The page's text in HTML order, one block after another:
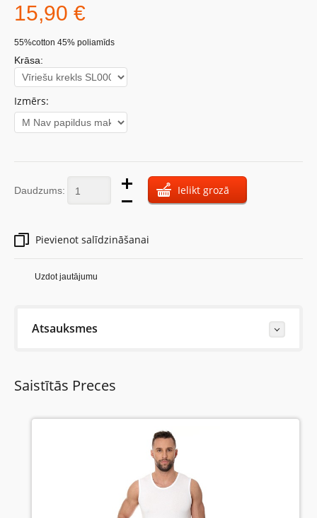
15,90 €
55%cotton 45% poliamīds
Krāsa:
Izmērs:
Daudzums: Ielikt grozā
Pievienot salīdzināšanai
Uzdot jautājumu
Atsauksmes
Saistītās Preces